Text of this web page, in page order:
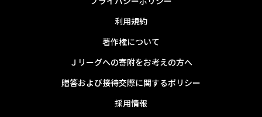
利用規約
著作権について
Ｊリーグへの寄附をお考えの方へ
贈答および接待交際に関するポリシー
採用情報